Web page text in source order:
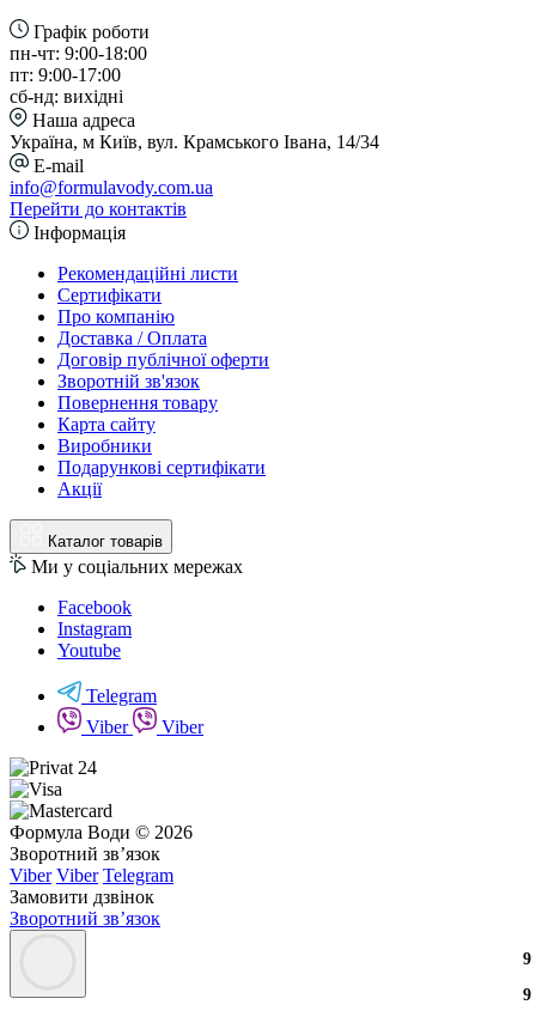
9
9
Графік роботи
пн-чт: 9:00-18:00
пт: 9:00-17:00
сб-нд: вихідні
Наша адреса
Україна, м Київ, вул. Крамського Івана, 14/34
E-mail
info@formulavody.com.ua
Перейти до контактів
Інформація
Рекомендаційні листи
Сертифікати
Про компанію
Доставка / Оплата
Договір публічної оферти
Зворотній зв'язок
Повернення товару
Карта сайту
Виробники
Подарункові сертифікати
Акції
Каталог товарів
Ми у соціальних мережах
Facebook
Instagram
Youtube
Telegram
Viber
Viber
Формула Води © 2026
Зворотний зв’язок
Viber Viber Telegram
Замовити дзвінок
Зворотний зв’язок